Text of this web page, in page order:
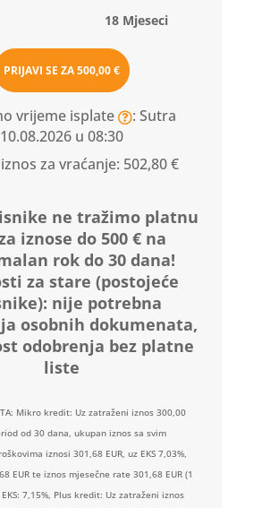
18 Mjeseci
PRIJAVI SE ZA500,00 €
vrijeme isplate
: Sutra
10.08.2026 u 08:30
za vraćanje: 502,80 €
ne tražimo platnu
iznose do 500 € na
rok do 30 dana!
za stare (postojeće
nije potrebna
osobnih dokumenata,
odobrenja bez platne
liste
Mikro kredit: Uz zatraženi iznos 300,00
od 30 dana, ukupan iznos sa svim
iznosi 301,68 EUR, uz EKS 7,03%,
EUR te iznos mjesečne rate 301,68 EUR (1
7,15%, Plus kredit: Uz zatraženi iznos